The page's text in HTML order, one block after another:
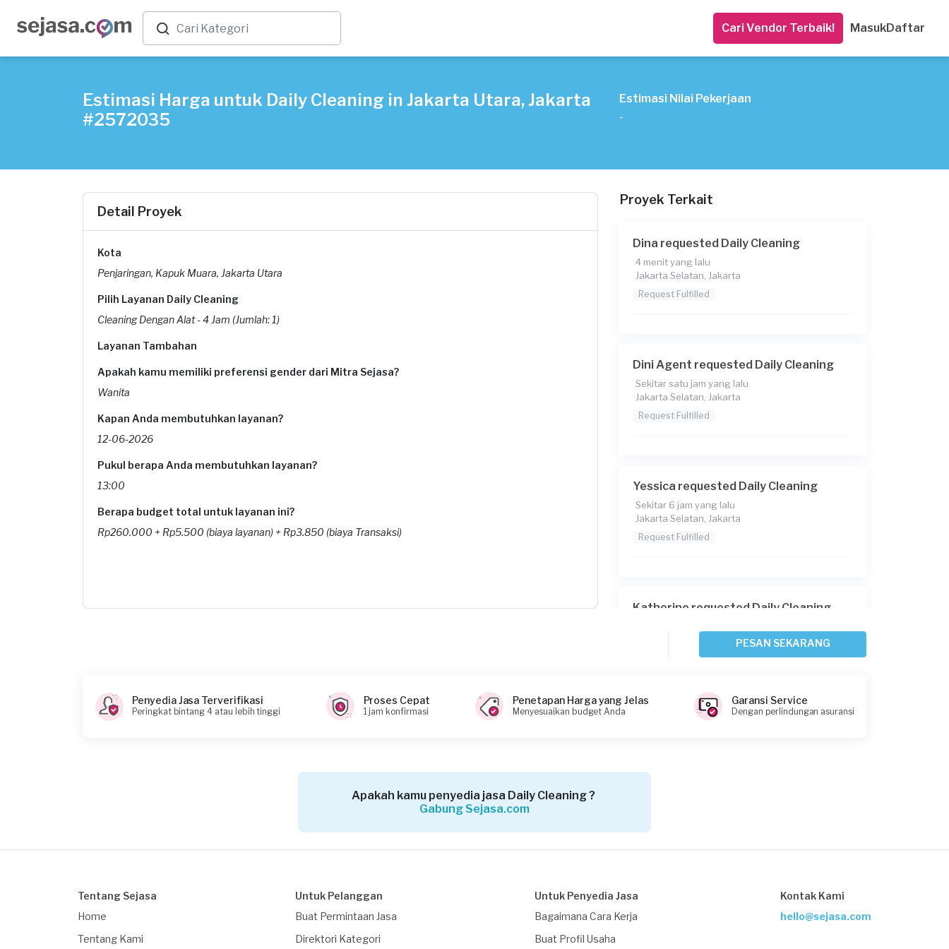
Cari Vendor Terbaik! MasukDaftar
Estimasi Harga untuk Daily Cleaning in Jakarta Utara, Jakarta
#2572035
Estimasi Nilai Pekerjaan
-
Detail Proyek
Kota
Penjaringan, Kapuk Muara, Jakarta Utara
Pilih Layanan Daily Cleaning
Cleaning Dengan Alat - 4 Jam (Jumlah: 1)
Layanan Tambahan
Apakah kamu memiliki preferensi gender dari Mitra Sejasa?
Wanita
Kapan Anda membutuhkan layanan?
12-06-2026
Pukul berapa Anda membutuhkan layanan?
13:00
Berapa budget total untuk layanan ini?
Rp260.000 + Rp5.500 (biaya layanan) + Rp3.850 (biaya Transaksi)
Proyek Terkait
Dina requested Daily Cleaning
4 menit yang lalu
Jakarta Selatan, Jakarta
Request Fulfilled
Dini Agent requested Daily Cleaning
Sekitar satu jam yang lalu
Jakarta Selatan, Jakarta
Request Fulfilled
Yessica requested Daily Cleaning
Sekitar 6 jam yang lalu
Jakarta Selatan, Jakarta
Request Fulfilled
Katherine requested Daily Cleaning
Request Fulfilled
Fenny requested Daily Cleaning
PESAN SEKARANG
Penyedia Jasa Terverifikasi
Peringkat bintang 4 atau lebih tinggi
Proses Cepat
1 jam konfirmasi
Penetapan Harga yang Jelas
Menyesuaikan budget Anda
Garansi Service
Dengan perlindungan asuransi
Apakah kamu penyedia jasa Daily Cleaning ?
Gabung Sejasa.com
Tentang Sejasa
Home
Tentang Kami
Untuk Pelanggan
Buat Permintaan Jasa
Direktori Kategori
Untuk Penyedia Jasa
Bagaimana Cara Kerja
Buat Profil Usaha
Kontak Kami
hello@sejasa.com